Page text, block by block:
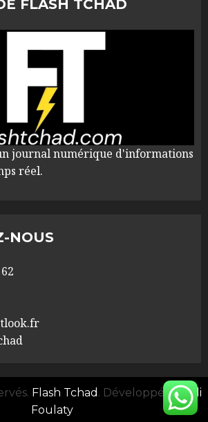
FLASH TCHAD
journal numérique d'informations
réel.
NOUS
Flash Tchad . Développé parAli
Foulaty